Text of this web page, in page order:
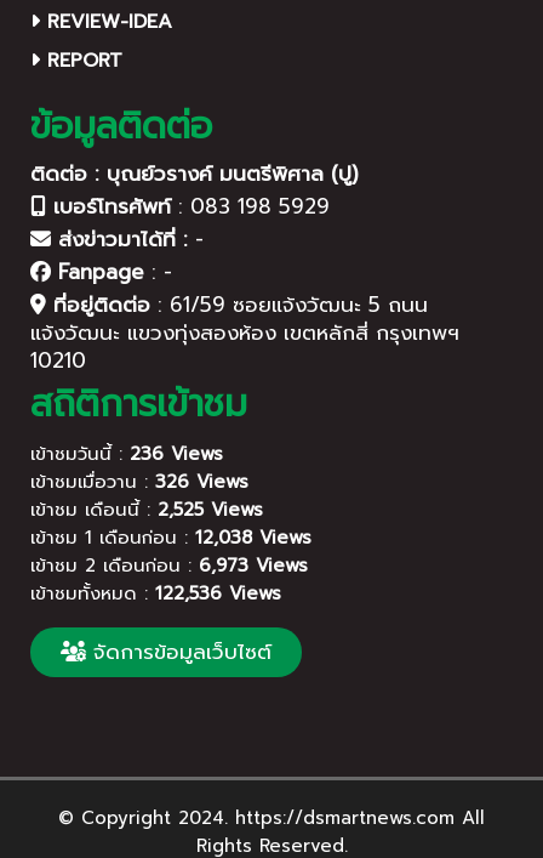
REVIEW-IDEA
REPORT
ข้อมูลติดต่อ
ติดต่อ : บุณย์วรางค์ มนตรีพิศาล (ปู)
เบอร์โทรศัพท์: 083 198 5929
ส่งข่าวมาได้ที่ : -
Fanpage : -
ที่อยู่ติดต่อ : 61/59 ซอยแจ้งวัฒนะ 5 ถนน
แจ้งวัฒนะ แขวงทุ่งสองห้อง เขตหลักสี่ กรุงเทพฯ
10210
สถิติการเข้าชม
เข้าชมวันนี้ : 236 Views
เข้าชมเมื่อวาน : 326 Views
เข้าชม เดือนนี้ : 2,525 Views
เข้าชม 1 เดือนก่อน : 12,038 Views
เข้าชม 2 เดือนก่อน : 6,973 Views
เข้าชมทั้งหมด : 122,536 Views
จัดการข้อมูลเว็บไซต์
© Copyright 2024. https://dsmartnews.com All
Rights Reserved.